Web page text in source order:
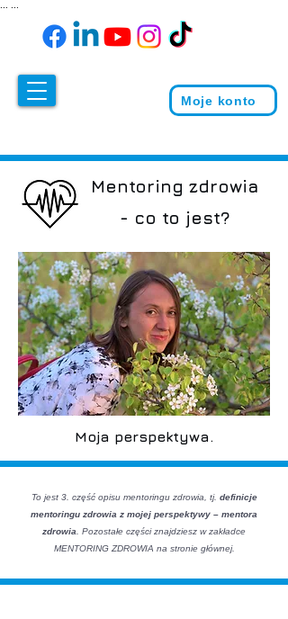
Moje konto
Mentoring zdrowia
- co to jest?
Moja perspektywa.
To jest 3. część opisu mentoringu zdrowia, tj. definicje
mentoringu zdrowia z mojej perspektywy – mentora
zdrowia . Pozostałe części znajdziesz w zakładce
MENTORING ZDROWIA na stronie głównej.